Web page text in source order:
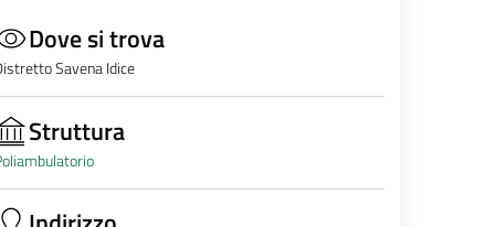
Dove si trova
Savena Idice
Struttura